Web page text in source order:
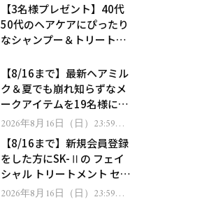
【3名様プレゼント】40代
50代のヘアケアにぴったり
なシャンプー＆トリートメ
処！
【8/16まで】最新ヘアミル
ク＆夏でも崩れ知らずなメ
ークアイテムを19名様にプ
レゼント！
2026年8月16日（日）23:59ま
で【8/16まで】新規会員登録
をした方にSK-Ⅱの フェイ
シャル トリートメント セラ
ムをプレゼント！
2026年8月16日（日）23:59ま